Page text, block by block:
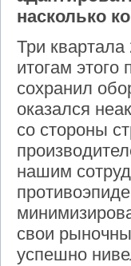
насколько
Три
итогам
сохранил
оказался
со стороны
нашим
свои
успешно